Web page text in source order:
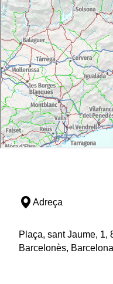
Adreça
Plaça, sant Jaume, 1,
Barcelonès, Barcelona